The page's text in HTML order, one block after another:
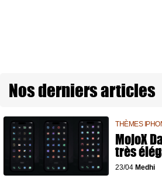
Nos derniers articles
THÈMES
MojoX
très
23/04 Medhi